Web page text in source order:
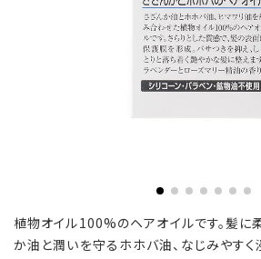
植物オイル100%のヘアオイルです。髪に
か油と潤いを守るホホバ油、なじみやす